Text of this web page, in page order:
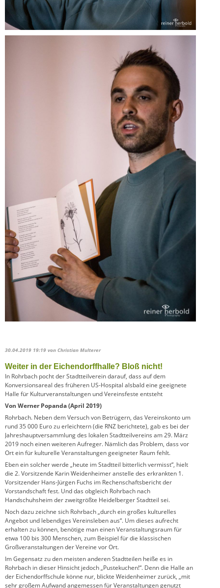
30.04.2019 19:19 von Christian Multerer
Weiter in der Eichendorffhalle? Bloß nicht!
In Rohrbach pocht der Stadtteilverein darauf, dass auf dem
Konversionsareal des früheren US-Hospital alsbald eine geeignete
Halle für Kulturveranstaltungen und Vereinsfeste entsteht
Von Werner Popanda (April 2019)
Rohrbach. Neben dem Versuch von Betrügern, das Vereinskonto um
rund 35 000 Euro zu erleichtern (die RNZ berichtete), gab es bei der
Jahreshauptversammlung des lokalen Stadtteilvereins am 29. März
2019 noch einen weiteren Aufreger. Nämlich das Problem, dass vor
Ort ein für kulturelle Veranstaltungen geeigneter Raum fehlt.
Eben ein solcher werde „heute im Stadtteil bitterlich vermisst“, hielt
die 2. Vorsitzende Karin Weidenheimer anstelle des erkrankten 1.
Vorsitzender Hans-Jürgen Fuchs im Rechenschaftsbericht der
Vorstandschaft fest. Und das obgleich Rohrbach nach
Handschuhsheim der zweitgrößte Heidelberger Stadtteil sei.
Noch dazu zeichne sich Rohrbach „durch ein großes kulturelles
Angebot und lebendiges Vereinsleben aus“. Um dieses aufrecht
erhalten zu können, benötige man einen Veranstaltungsraum für
etwa 100 bis 300 Menschen, zum Beispiel für die klassischen
Großveranstaltungen der Vereine vor Ort.
Im Gegensatz zu den meisten anderen Stadtteilen heiße es in
Rohrbach in dieser Hinsicht jedoch „Pustekuchen!“. Denn die Halle an
der Eichendorffschule könne nur, blickte Weidenheimer zurück, „mit
sehr großem Aufwand angemessen für Veranstaltungen genutzt